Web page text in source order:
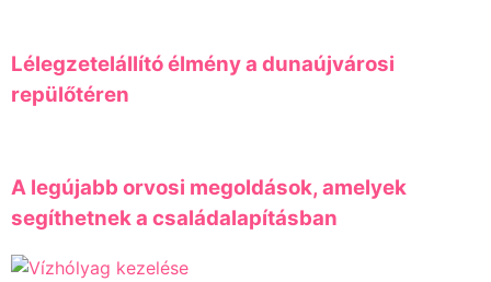
Lélegzetelállító élmény a dunaújvárosi
repülőtéren
A legújabb orvosi megoldások, amelyek
segíthetnek a családalapításban